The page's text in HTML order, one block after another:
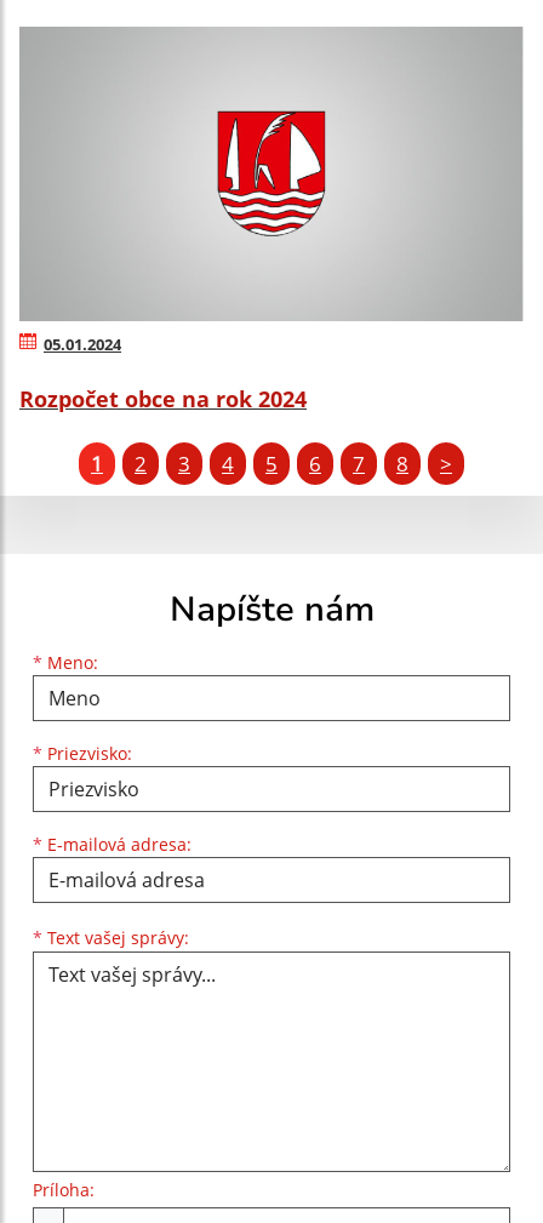
05.01.2024
Rozpočet obce na rok 2024
1 2 3 4 5 6 7 8 >
Napíšte nám
* Meno:
Meno
* Priezvisko:
Priezvisko
* E-mailová adresa:
E-mailová adresa
* Text vašej správy:
Príloha: